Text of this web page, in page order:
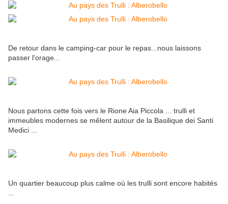
De retour dans le camping-car pour le repas...nous laissons
passer l'orage...
Nous partons cette fois vers le Rione Aia Piccola ... trulli et
immeubles modernes se mêlent autour de la Basilique dei Santi
Medici ...
Un quartier beaucoup plus calme où les trulli sont encore habités